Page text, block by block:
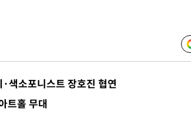
탄…도로 잠기고 담벼락 붕괴
삼 9뿌리 발견…감정가 1.3억원
실종 60대, 닷새 만에 숨진 채 발견
게임서 '홈팀' 일본과 한일전
보트 전복…1명 사망·1명 실종
색소포니스트 장호진 협연
트홀 무대